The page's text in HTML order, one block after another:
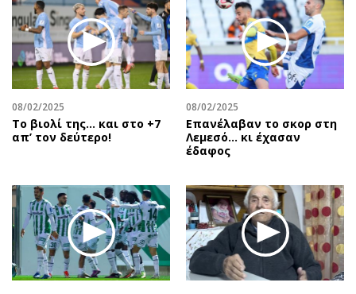
08/02/2025
Το βιολί της… και στο +7
απ’ τον δεύτερο!
08/02/2025
Επανέλαβαν το σκορ στη
Λεμεσό… κι έχασαν
έδαφος